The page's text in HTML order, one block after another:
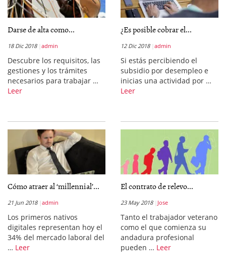
Darse de alta como...
18 Dic 2018 admin
Descubre los requisitos, las
gestiones y los trámites
necesarios para trabajar …
Leer
¿Es posible cobrar el...
12 Dic 2018 admin
Si estás percibiendo el
subsidio por desempleo e
inicias una actividad por …
Leer
Cómo atraer al ‘millennial’...
21 Jun 2018 admin
Los primeros nativos
digitales representan hoy el
34% del mercado laboral del
… Leer
El contrato de relevo...
23 May 2018 Jose
Tanto el trabajador veterano
como el que comienza su
andadura profesional
pueden … Leer